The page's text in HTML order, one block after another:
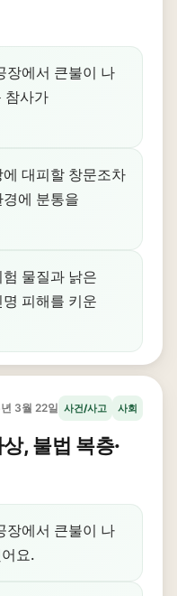
장에서 큰불이 나
참사가
대피할 창문조차
에 분통을
물질과 낡은
피해를 키운
3월 22일 사건/사고 사회
, 불법 복층·
장에서 큰불이 나
요.